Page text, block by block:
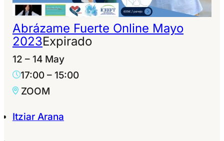
Abrázame Fuerte Online Mayo
2023Expirado
12 – 14 May
17:00– 15:00
ZOOM
Itziar Arana